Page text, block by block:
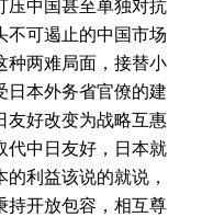
压中国甚至单独对抗
不可遏止的中国市场
种两难局面，接替小
日本外务省官僚的建
友好改变为战略互惠
代中日友好，日本就
利益该说的就说，
持开放包容，相互尊